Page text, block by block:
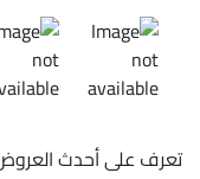
تعرف على أحدث